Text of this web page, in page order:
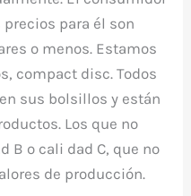
para él son
o menos. Estamos
compact disc. Todos
sus bolsillos y están
Los que no
B o cali dad C, que no
de producción.